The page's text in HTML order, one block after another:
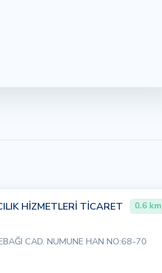
HİZMETLERİ TİCARET
0.6 km
CAD. NUMUNE HAN NO:68-70